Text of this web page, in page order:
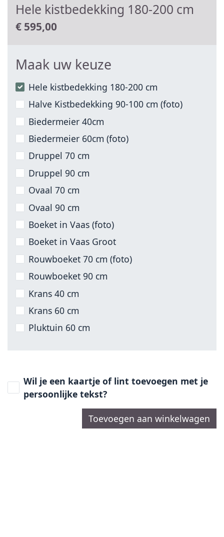
Hele kistbedekking 180-200 cm
€ 595,00
Maak uw keuze
Hele kistbedekking 180-200 cm
Halve Kistbedekking 90-100 cm (foto)
Biedermeier 40cm
Biedermeier 60cm (foto)
Druppel 70 cm
Druppel 90 cm
Ovaal 70 cm
Ovaal 90 cm
Boeket in Vaas (foto)
Boeket in Vaas Groot
Rouwboeket 70 cm (foto)
Rouwboeket 90 cm
Krans 40 cm
Krans 60 cm
Pluktuin 60 cm
Wil je een kaartje of lint toevoegen met je
persoonlijke tekst?
Toevoegen aan winkelwagen